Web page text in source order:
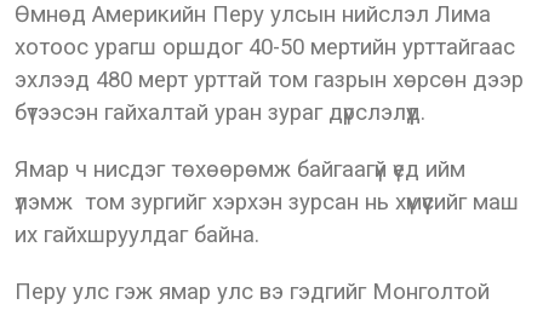
Өмнөд Америкийн Перу улсын нийслэл Лима
хотоос урагш оршдог 40-50 мертийн урттайгаас
эхлээд 480 мерт урттай том газрын хөрсөн дээр
бүтээсэн гайхалтай уран зураг дүрслэлүүд.
Ямар ч нисдэг төхөөрөмж байгаагүй үед ийм
үлэмж том зургийг хэрхэн зурсан нь хүмүүсийг маш
их гайхшруулдаг байна.
Перу улс гэж ямар улс вэ гэдгийг Монголтой